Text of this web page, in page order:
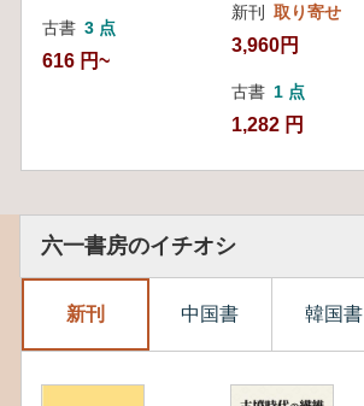
古書 3 点
616 円~
新刊 取り寄せ
3,960円
古書 1 点
1,282 円
六一書房のイチオシ
新刊 中国書 韓国書